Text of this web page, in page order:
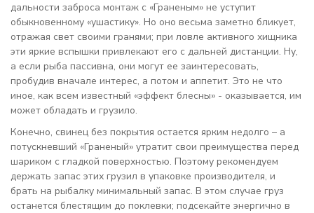
дальности заброса монтаж с «Граненым» не уступит
обыкновенному «ушастику». Но оно весьма заметно бликует,
отражая свет своими гранями; при ловле активного хищника
эти яркие вспышки привлекают его с дальней дистанции. Ну,
а если рыба пассивна, они могут ее заинтересовать,
пробудив вначале интерес, а потом и аппетит. Это не что
иное, как всем известный «эффект блесны» - оказывается, им
может обладать и грузило.
Конечно, свинец без покрытия остается ярким недолго – а
потускневший «Граненый» утратит свои преимущества перед
шариком с гладкой поверхностью. Поэтому рекомендуем
держать запас этих грузил в упаковке производителя, и
брать на рыбалку минимальный запас. В этом случае груз
останется блестящим до поклевки; подсекайте энергично в